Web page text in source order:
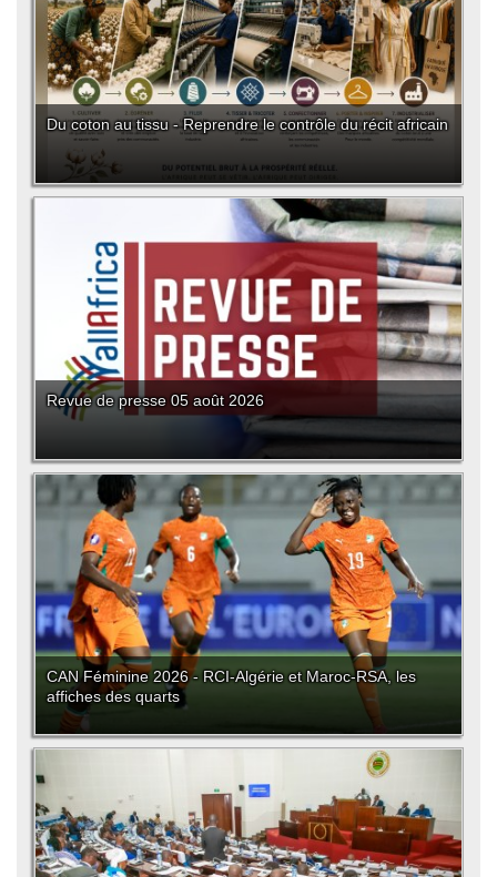
Du coton au tissu - Reprendre le contrôle du récit africain
Revue de presse 05 août 2026
CAN Féminine 2026 - RCI-Algérie et Maroc-RSA, les
affiches des quarts